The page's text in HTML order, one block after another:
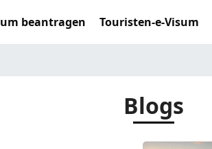
beantragen Touristen-e-Visum
Blogs